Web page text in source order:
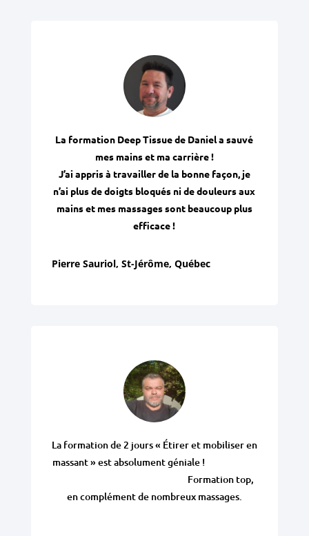
La formation Deep Tissue de Daniel a sauvé
mes mains et ma carrière !
J’ai appris à travailler de la bonne façon, je
n’ai plus de doigts bloqués ni de douleurs aux
mains et mes massages sont beaucoup plus
efficace !
Pierre Sauriol, St-Jérôme, Québec
La formation de 2 jours « Étirer et mobiliser en
massant » est absolument géniale !
Formation top,
en complément de nombreux massages.